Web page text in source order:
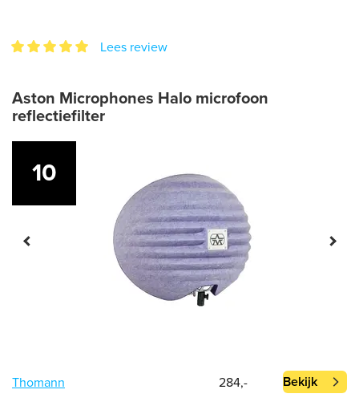
Lees review
Aston Microphones Halo microfoon
reflectiefilter
10
Thomann 284,- Bekijk